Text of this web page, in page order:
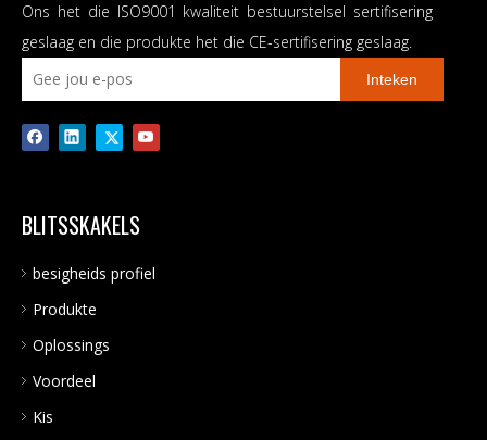
insette en dubbele uitsette
Ons het die ISO9001 kwaliteit bestuurstelsel sertifisering
geslaag en die produkte het die CE-sertifisering geslaag.
Inteken
BLITSSKAKELS
besigheids profiel
Produkte
Oplossings
Voordeel
Kis